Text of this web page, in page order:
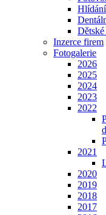
Inzerce firem
Fotogalerie
2026
2025
2024
2023
2022
2021
2020
2019
2018
2017